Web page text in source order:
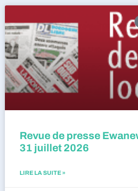
Revue de presse
31 juillet 2026
LIRE LA SUITE »